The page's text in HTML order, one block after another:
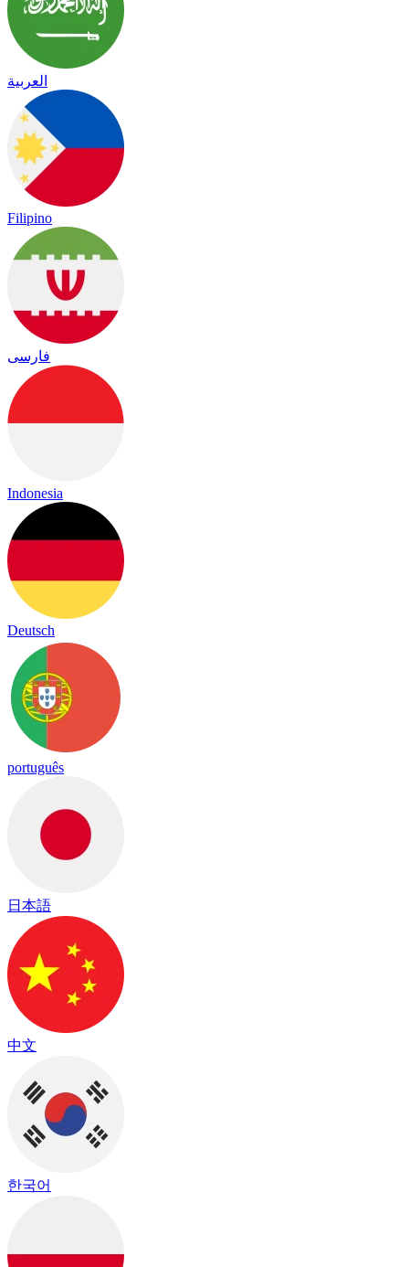
العربية
Filipino
فارسی
Indonesia
Deutsch
português
日本語
中文
한국어